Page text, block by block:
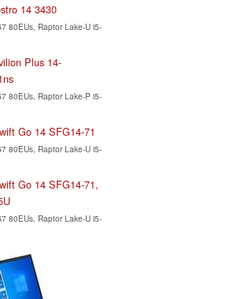
14 3430
80EUs, Raptor Lake-U i5-
Plus 14-
80EUs, Raptor Lake-P i5-
Go 14 SFG14-71
80EUs, Raptor Lake-U i5-
Go 14 SFG14-71,
80EUs, Raptor Lake-U i5-